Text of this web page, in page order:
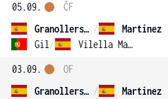
05.09.
Granollers-Pujol /
Martinez
Gil / Vilella Martinez
ČF
03.09.
Granollers-Pujol /
Martinez
OF